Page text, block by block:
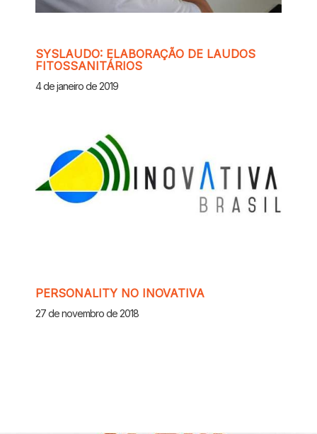
SYSLAUDO: ELABORAÇÃO DE LAUDOS
FITOSSANITÁRIOS
4 de janeiro de 2019
PERSONALITY NO INOVATIVA
27 de novembro de 2018